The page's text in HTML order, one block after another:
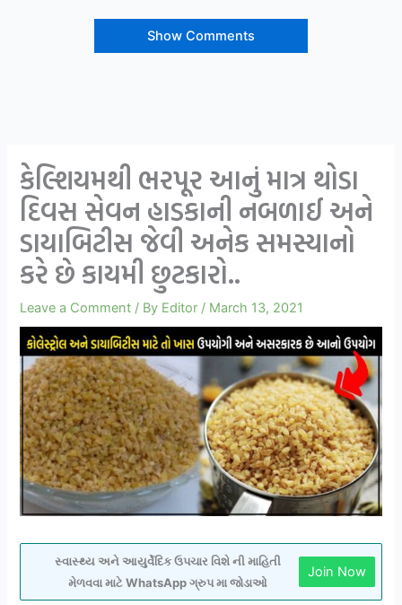
Show Comments
કેલ્શિયમથી ભરપૂર આનું માત્ર થોડા
દિવસ સેવન હાડકાની નબળાઈ અને
ડાયાબિટીસ જેવી અનેક સમસ્યાનો
કરે છે કાયમી છુટકારો..
Leave a Comment / By Editor / March 13, 2021
સ્વાસ્થ્ય અને આયુર્વેદિક ઉપચાર વિશે ની માહિતી
મેળવવા માટે WhatsApp ગ્રુપ મા જોડાઓ
Join Now